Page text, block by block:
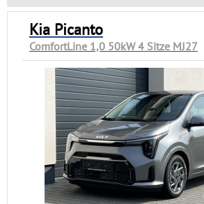
Lieferstatus
Häufige Fragen
Wir über uns
AGB
Datenschutz
Impressum
Typklassen-Abfrage
Steuerrechner
KONTAKT
GÄSTEBUCH
HÄNDLERBEREICH
Kia Picanto
ComfortLine 1,0 50kW 4 Sitze MJ27